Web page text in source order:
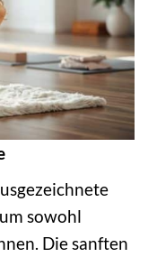
sowohl
Die sanften